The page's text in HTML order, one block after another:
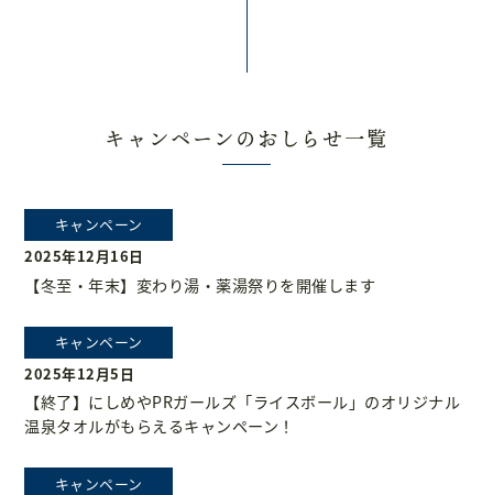
キャンペーンのおしらせ一覧
キャンペーン
2025年12月16日
【冬至・年末】変わり湯・薬湯祭りを開催します
キャンペーン
2025年12月5日
【終了】にしめやPRガールズ「ライスボール」のオリジナル
温泉タオルがもらえるキャンペーン！
キャンペーン